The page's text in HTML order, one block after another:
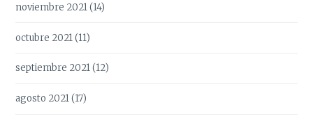
noviembre 2021(14)
octubre 2021(11)
septiembre 2021(12)
agosto 2021(17)